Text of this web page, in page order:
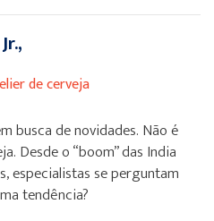
de cerveja
busca de novidades. Não é
Desde o “boom” das India
especialistas se perguntam
tendência?